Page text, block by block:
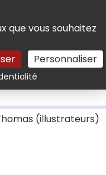
que vous souhaitez
Personnaliser
Rechercher
(illustrateurs)